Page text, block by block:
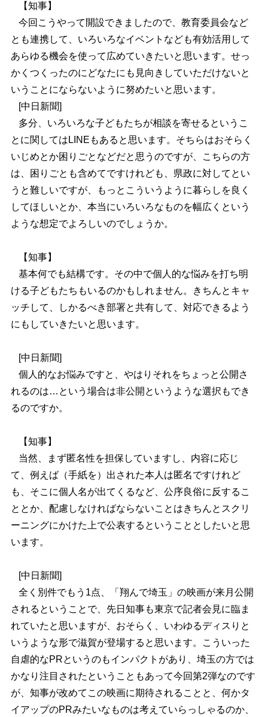
【知事】
今回こうやって開設できましたので、教育委員会など
とも連携して、いろいろなイベントなども有効活用して
あらゆる機会を使って広めていきたいと思います。せっ
かくつくったのにどなたにも見向きしていただけないと
いうことにならないように努めたいと思います。
[中日新聞]
多分、いろいろな子どもたちが相談を寄せるというこ
とに関してはLINEもあると思います。そちらはおそらく
いじめとか困りごとなどだと思うのですが、こちらの方
は、困りごとも含めてですけれども、県政に対してとい
うと難しいですが、もっとこういうように暮らしを良く
してほしいとか、本当にいろいろなものを幅広くという
ような想定でよろしいのでしょうか。
【知事】
基本何でも結構です。その中で個人的な悩みを打ち明
ける子どもたちもいるのかもしれません。きちんとキャ
ッチして、しかるべき部署と共有して、対応できるよう
にもしていきたいと思います。
[中日新聞]
個人的なお悩みですと、やはりそれをちょっと公開さ
れるのは…という場合は非公開というような選択もでき
るのですか。
【知事】
当然、まず匿名性を担保していますし、内容に応じ
て、例えば（手紙を）出された本人は匿名ですけれど
も、そこに個人名が出てくるなど、公序良俗に反するこ
ととか、配慮しなければならないことはきちんとスクリ
ーニングにかけた上で公表するということとしたいと思
います。
[中日新聞]
全く別件でもう1点、「翔んで埼玉」の映画が来月公開
されるということで、先日知事も東京で記者会見に臨ま
れていたと思いますが、おそらく、いわゆるディスりと
いうような形で滋賀が登場すると思います。こういった
自虐的なPRというのもインパクトがあり、埼玉の方では
かなり注目されたということもあって今回第2弾なのです
が、知事が改めてこの映画に期待されることと、何かタ
イアップのPRみたいなものは考えていらっしゃるのか、